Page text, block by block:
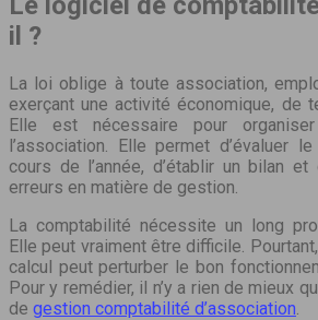
il ?
La loi oblige à toute association,
exerçant une activité économique, de
Elle est nécessaire pour organiser
l’association. Elle permet d’évaluer
cours de l’année, d’établir un bilan
erreurs en matière de gestion.
La comptabilité nécessite un long
Elle peut vraiment être difficile.
calcul peut perturber le bon
Pour y remédier, il n’y a rien de mieux
de gestion comptabilité d’association